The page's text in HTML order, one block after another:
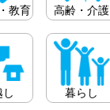
教育 高齢・介護
し 暮らし